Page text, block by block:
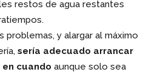
restos de agua restantes
problemas, y alargar al máximo
sería adecuado arrancar
cuando aunque solo sea